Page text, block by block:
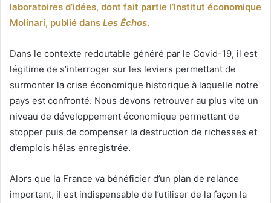
laboratoires d’idées, dont fait partie l’Institut économique
Molinari, publié dans Les Échos.
Dans le contexte redoutable généré par le Covid-19, il est
légitime de s’interroger sur les leviers permettant de
surmonter la crise économique historique à laquelle notre
pays est confronté. Nous devons retrouver au plus vite un
niveau de développement économique permettant de
stopper puis de compenser la destruction de richesses et
d’emplois hélas enregistrée.
Alors que la France va bénéficier d’un plan de relance
important, il est indispensable de l’utiliser de la façon la